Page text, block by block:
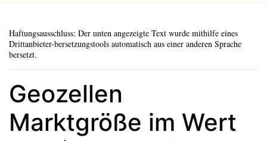
Haftungsausschluss: Der unten angezeigte Text wurde mithilfe eines
Drittanbieter-bersetzungstools automatisch aus einer anderen Sprache
bersetzt.
Geozellen
Marktgröße im Wert